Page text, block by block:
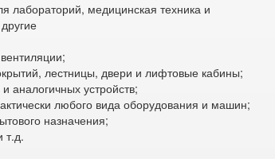
лабораторий, медицинская техника и
лестницы, двери и лифтовые кабины;
аналогичных устройств;
любого вида оборудования и машин;
назначения;
т.д.